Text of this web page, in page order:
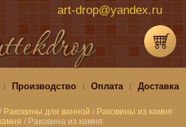
art-drop@yandex.ru
Производство Оплата Доставка
/ Раковины для ванной / Раковины из камня
/ Раковина из камня